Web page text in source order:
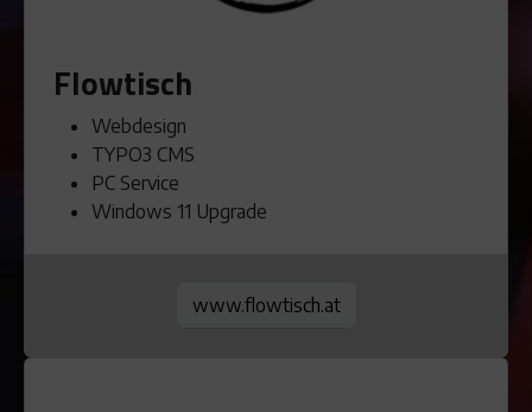
Flowtisch
Webdesign
TYPO3 CMS
PC Service
Windows 11 Upgrade
www.flowtisch.at